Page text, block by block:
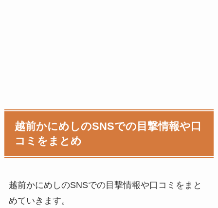
越前かにめしのSNSでの目撃情報や口
コミをまとめ
越前かにめしのSNSでの目撃情報や口コミをまと
めていきます。